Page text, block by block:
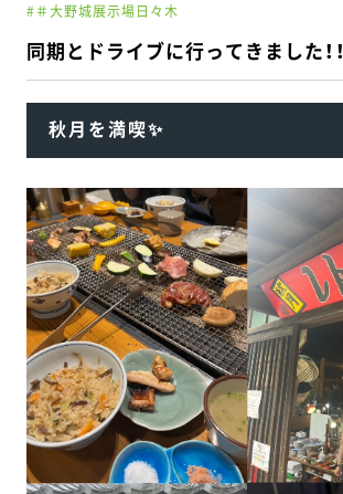
#＃大野城展示場日々木
同期とドライブに行ってきました！！
秋月を満喫✨